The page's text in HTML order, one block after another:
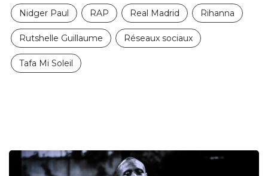
Nidger Paul RAP Real Madrid Rihanna
Rutshelle Guillaume Réseaux sociaux
Tafa Mi Soleil